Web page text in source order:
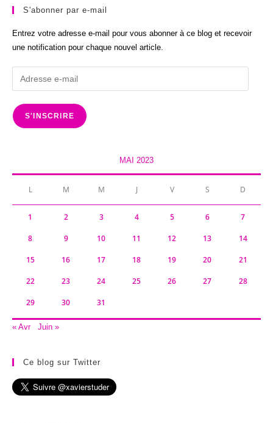
S'abonner par e-mail
Entrez votre adresse e-mail pour vous abonner à ce blog et recevoir
une notification pour chaque nouvel article.
Adresse
e-
mail
S'INSCRIRE
MAI 2023
L M M J V S D
1 2 3 4 5 6 7
8 9 10 11 12 13 14
15 16 17 18 19 20 21
22 23 24 25 26 27 28
29 30 31
« Avr Juin »
Ce blog sur Twitter